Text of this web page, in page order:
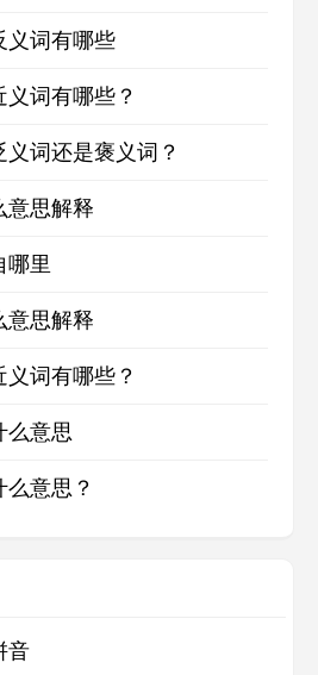
义词有哪些
词有哪些？
词还是褒义词？
意思解释
哪里
意思解释
词有哪些？
么意思
意思？
音